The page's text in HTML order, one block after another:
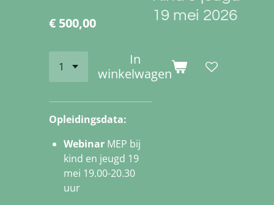
19 mei 2026
€ 500,00
In
winkelwagen
Opleidingsdata:
Webinar MEP bij
kind en jeugd 19
mei 19.00-20.30
uur